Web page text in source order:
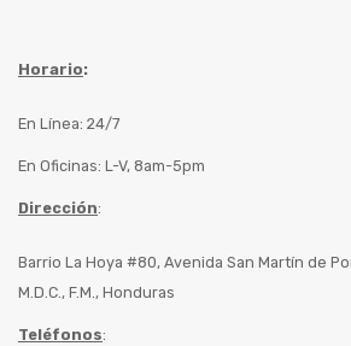
Horario:
En Línea: 24/7
En Oficinas: L-V, 8am-5pm
Dirección:
Barrio La Hoya #80, Avenida San Martín de
M.D.C., F.M., Honduras
Teléfonos: